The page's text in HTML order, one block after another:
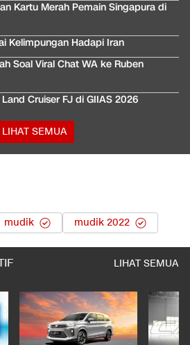
Kartu Merah Pemain Singapura di
Kelimpungan Hadapi Iran
Soal Viral Chat WA ke Ruben
Cruiser FJ di GIIAS 2026
LIHAT SEMUA
mudik mudik 2022
LIHAT SEMUA